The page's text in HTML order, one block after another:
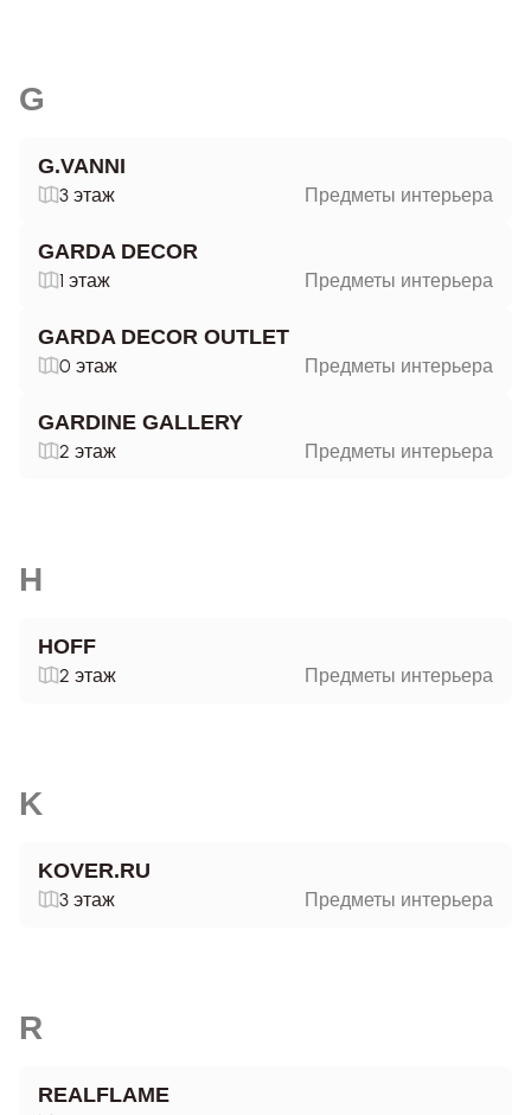
G
G.VANNI
3 этаж Предметы интерьера
GARDA DECOR
1 этаж Предметы интерьера
GARDA DECOR OUTLET
0 этаж Предметы интерьера
GARDINE GALLERY
2 этаж Предметы интерьера
H
HOFF
2 этаж Предметы интерьера
K
KOVER.RU
3 этаж Предметы интерьера
R
REALFLAME